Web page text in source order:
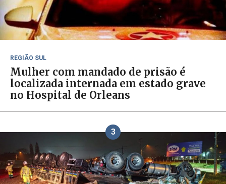
REGIÃO SUL
Mulher com mandado de prisão é
localizada internada em estado grave
no Hospital de Orleans
3